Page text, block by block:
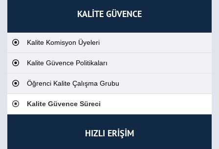
KALİTE GÜVENCE
Kalite Komisyon Üyeleri
Kalite Güvence Politikaları
Öğrenci Kalite Çalışma Grubu
Kalite Güvence Süreci
HIZLI ERİŞİM